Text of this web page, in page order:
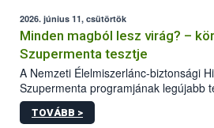
vizsgálaton az is kiderült, melyek a
legkedveltebbnek ítélt Olaszrizlingek.
2026. június 11, csütörtök
Minden magból lesz virág? –
Szupermenta tesztje
A Nemzeti Élelmiszerlánc-biztonsági
Szupermenta programjának legújabb
körömvirág-vetőmagokra fókuszált. A
szakemberek 16 kereskedelmi
TOVÁBB >